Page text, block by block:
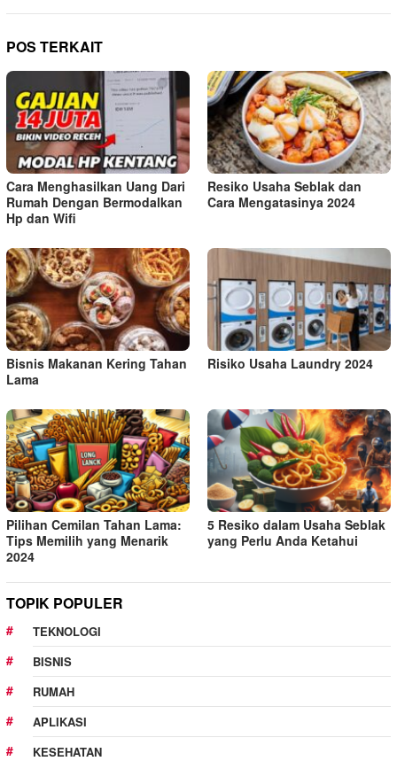
POS TERKAIT
Cara Menghasilkan Uang Dari
Rumah Dengan Bermodalkan
Hp dan Wifi
Resiko Usaha Seblak dan
Cara Mengatasinya 2024
Bisnis Makanan Kering Tahan
Lama
Risiko Usaha Laundry 2024
Pilihan Cemilan Tahan Lama:
Tips Memilih yang Menarik
2024
5 Resiko dalam Usaha Seblak
yang Perlu Anda Ketahui
TOPIK POPULER
TEKNOLOGI
BISNIS
RUMAH
APLIKASI
KESEHATAN